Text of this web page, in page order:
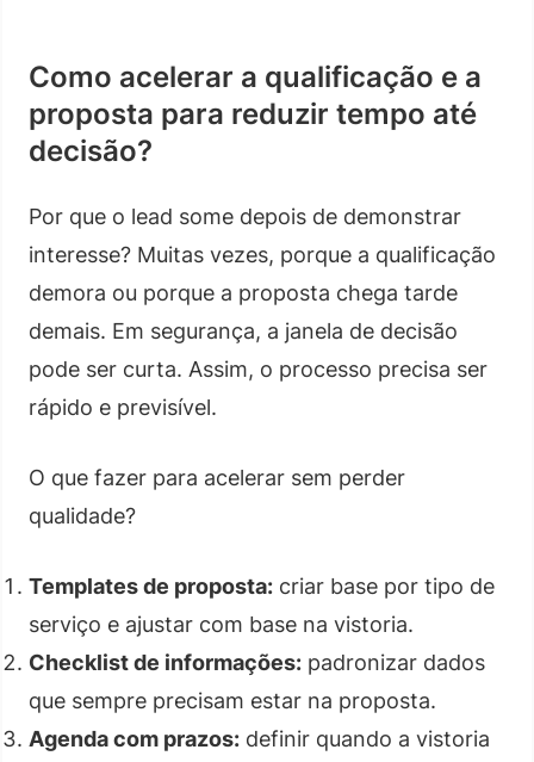
Como acelerar a qualificação e a
proposta para reduzir tempo até
decisão?
Por que o lead some depois de demonstrar
interesse? Muitas vezes, porque a qualificação
demora ou porque a proposta chega tarde
demais. Em segurança, a janela de decisão
pode ser curta. Assim, o processo precisa ser
rápido e previsível.
O que fazer para acelerar sem perder
qualidade?
Templates de proposta: criar base por tipo de
serviço e ajustar com base na vistoria.
Checklist de informações: padronizar dados
que sempre precisam estar na proposta.
Agenda com prazos: definir quando a vistoria